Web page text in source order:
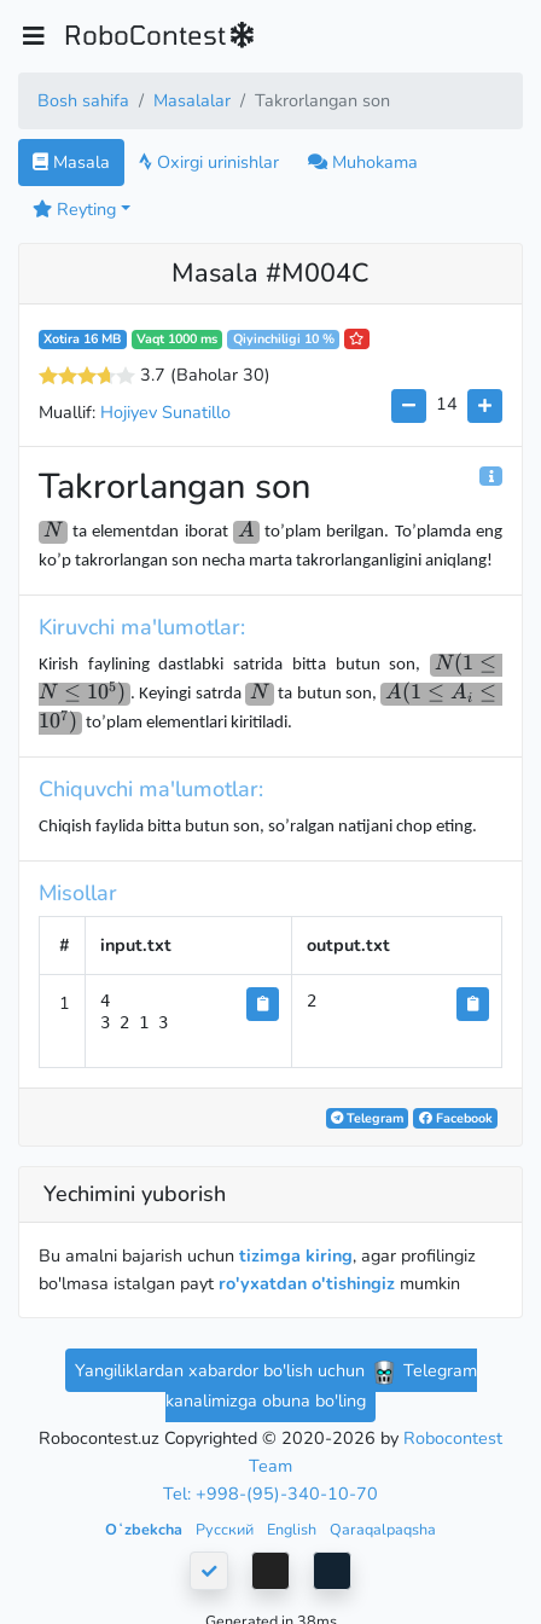
RoboContest
Bosh sahifa Masalalar Takrorlangan son
Masala Oxirgi urinishlar
Muhokama
Reyting
Masala #M004C
Xotira 16 MB Vaqt 1000 ms Qiyinchiligi 10 %
3.7 (Baholar 30)
14
Muallif: Hojiyev Sunatillo
Takrorlangan son
N
N ta elementdan iborat A
A to’plam berilgan. To’plamda eng
ko’p takrorlangan son necha marta takrorlanganligini aniqlang!
Kiruvchi ma'lumotlar:
Kirish faylining dastlabki satrida bitta butun son,
N(1
\le N
\le
N(1 ≤
N ≤ 105) . Keyingi satrda N
N ta butun son, A(1
A(1 ≤ Ai ≤
107) to’plam elementlari kiritiladi.
Chiquvchi ma'lumotlar:
Chiqish faylida bitta butun son, so’ralgan natijani chop eting.
Misollar
# input.txt output.txt
1
4
3 2 1 3
2
Telegram Facebook
Yechimini yuborish
Bu amalni bajarish uchun tizimga kiring, agar profilingiz
bo'lmasa istalgan payt ro'yxatdan o'tishingiz mumkin
Yangiliklardan xabardor bo'lish uchun
Telegram
kanalimizga obuna bo'ling
Robocontest.uz Copyrighted © 2020-2026 by Robocontest
Team
Tel: +998-(95)-340-10-70
Oʻzbekcha Русский English Qaraqalpaqsha